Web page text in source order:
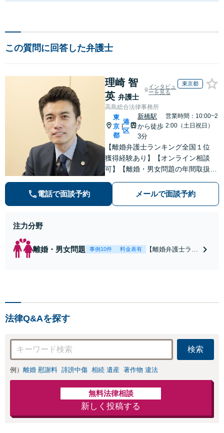
この質問に回答した弁護士
理崎 智
英 弁護士
インタビュ
ーを見る
東京都
高島総合法律事務所
東
京
都
港
区
新橋駅
から徒歩
3分
営業時間：10:00~2
2:00（土日祝日）
【離婚弁護士ランキング全国１位
獲得経験あり】【オンライン相談
可】【離婚・男女問題の年間取扱件
き寝入りしたくないという方は是非
ご相談ください。
電話で面談予約 メールで面談予約
注力分野
離婚・男女問題 事例10件 料金表有
【離婚弁護士ラン
で金銭的に満足で
きる解決を目指し
ます。
法律Q&Aを探す
検索
例） 離婚 慰謝料 誹謗中傷 相続 遺産 著作物 違法
無料法律相談
新しく投稿する